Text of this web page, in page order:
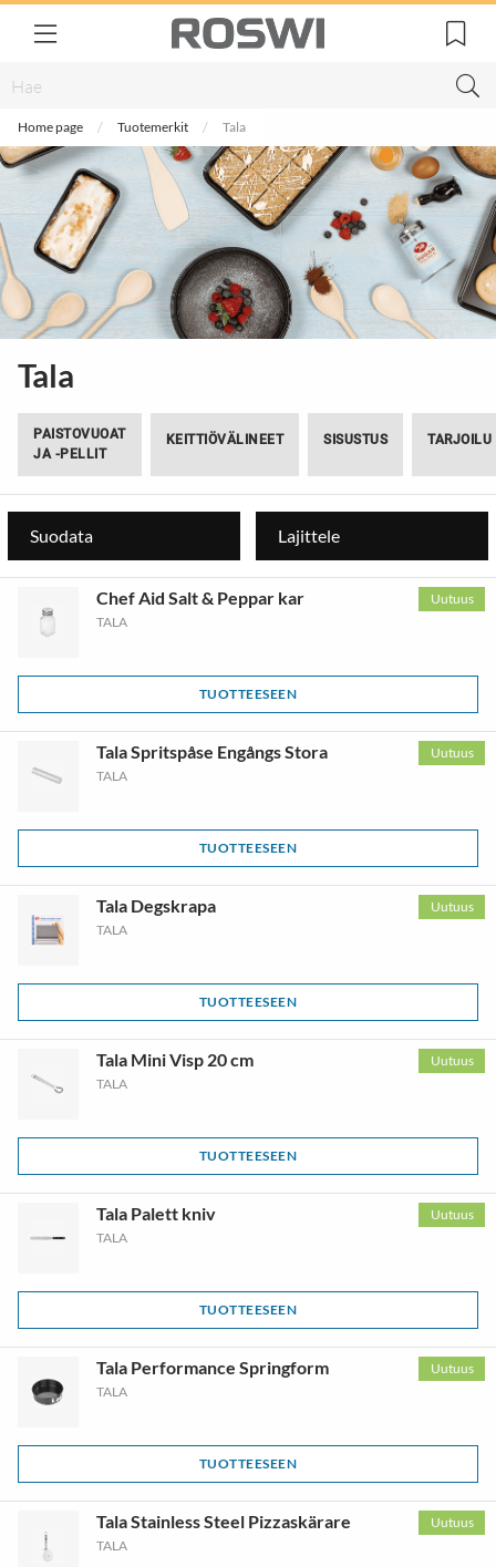
Home page Tuotemerkit Tala
Tala
PAISTOVUOAT
JA -PELLIT
KEITTIÖVÄLINEET SISUSTUS TARJOILU
Suodata Lajittele
Uutuus
Chef Aid Salt & Peppar kar
TALA
TUOTTEESEEN
Uutuus
Tala Spritspåse Engångs Stora
TALA
TUOTTEESEEN
Uutuus
Tala Degskrapa
TALA
TUOTTEESEEN
Uutuus
Tala Mini Visp 20 cm
TALA
TUOTTEESEEN
Uutuus
Tala Palett kniv
TALA
TUOTTEESEEN
Uutuus
Tala Performance Springform
TALA
TUOTTEESEEN
Uutuus
Tala Stainless Steel Pizzaskärare
TALA